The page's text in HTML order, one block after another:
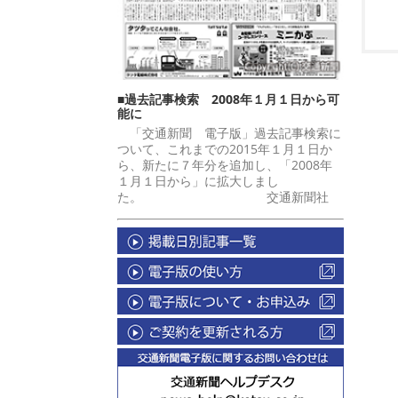
■過去記事検索 2008年１月１日から可
能に
「交通新聞 電子版」過去記事検索に
ついて、これまでの2015年１月１日か
ら、新たに７年分を追加し、「2008年
１月１日から」に拡大しまし
た。 交通新聞社